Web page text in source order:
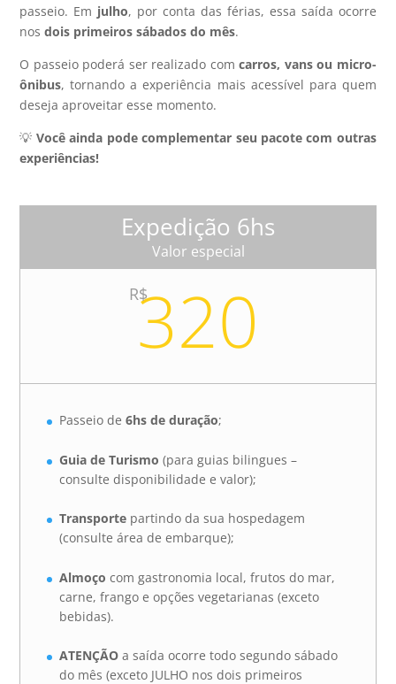
passeio. Em julho, por conta das férias, essa saída ocorre
nosdois primeiros sábados do mês.
O passeio poderá ser realizado comcarros, vans ou micro-
ônibus, tornando a experiência mais acessível para quem
deseja aproveitar esse momento.
💡Você ainda pode complementar seu pacote com outras
experiências!
Expedição 6hs
Valor especial
R$320
Passeio de6hs de duração;
Guia de Turismo (para guias bilingues –
consulte disponibilidade e valor);
Transporte partindo da sua hospedagem
(consulte área de embarque);
Almoço com gastronomia local, frutos do mar,
carne, frango e opções vegetarianas (exceto
bebidas).
ATENÇÃO a saída ocorre todo segundo sábado
do mês (exceto JULHO nos dois primeiros